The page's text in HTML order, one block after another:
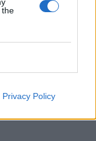
the
Privacy Policy